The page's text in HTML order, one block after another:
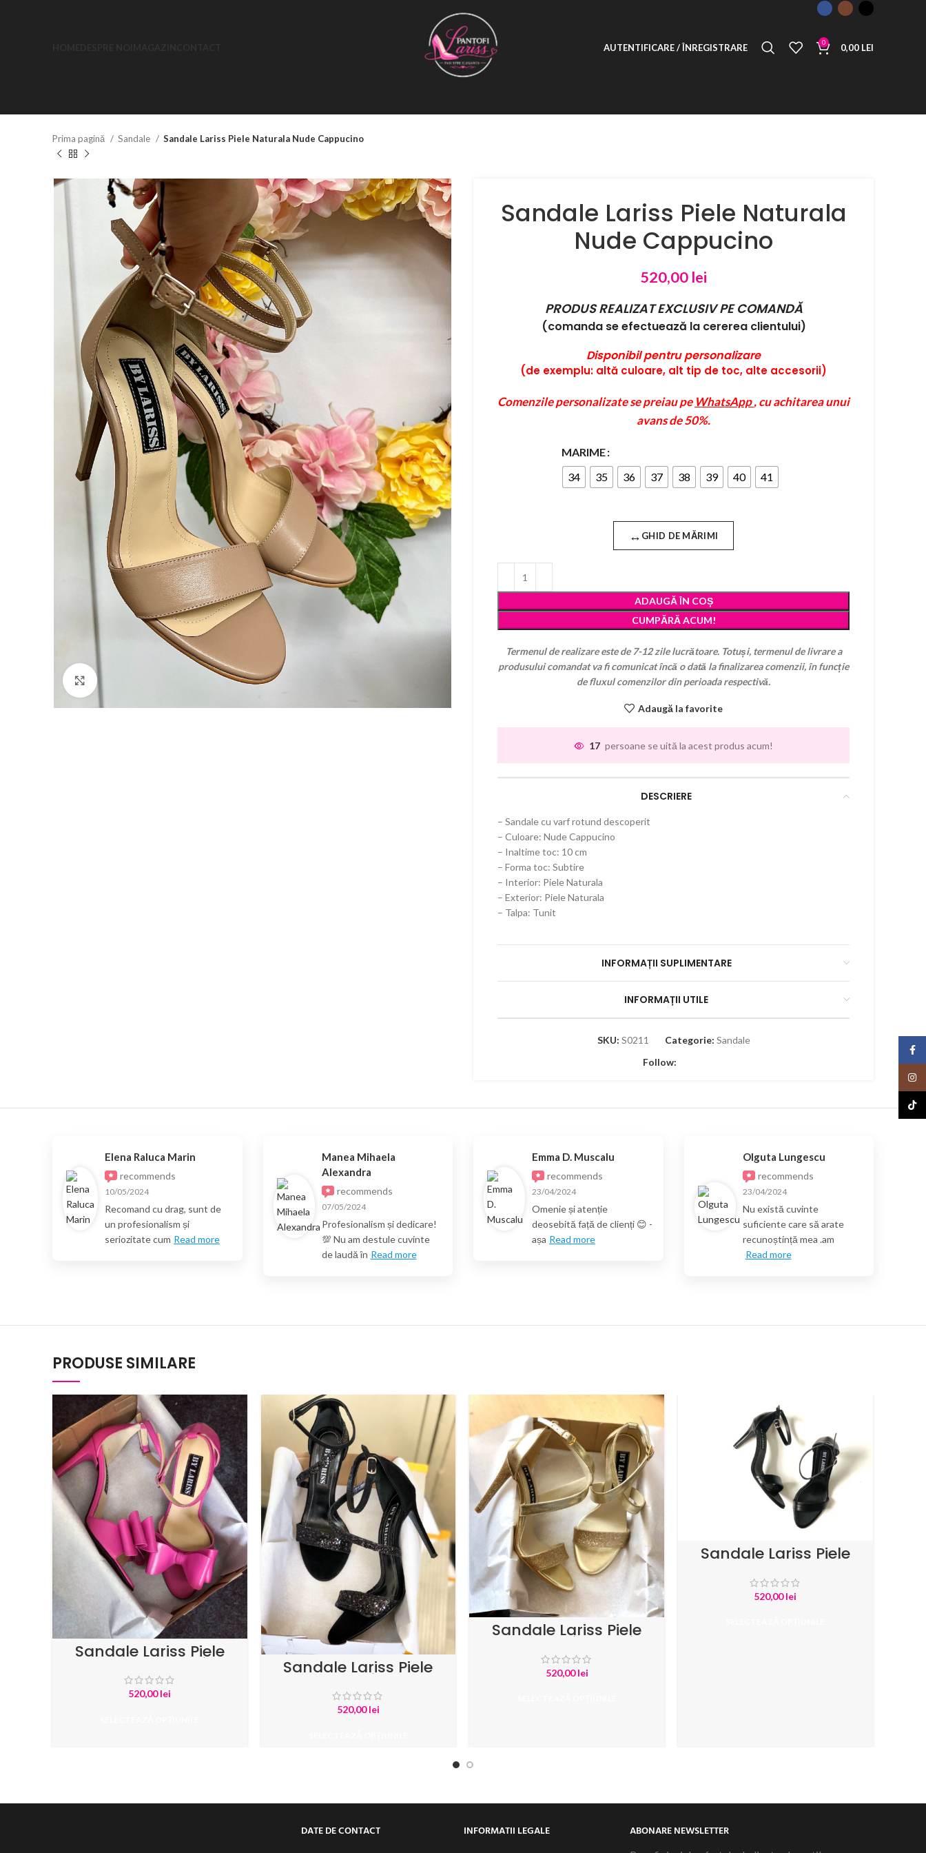
AUTENTIFICARE / ÎNREGISTRARE 0 0,00 LEI
Prima pagină Sandale Sandale Lariss Piele Naturala Nude Cappucino
Sandale Lariss Piele Naturala
Nude Cappucino
520,00 lei
PRODUS REALIZAT EXCLUSIV PE COMANDĂ
(comanda se efectuează la cererea clientului)
Disponibil pentru personalizare
(de exemplu: altă culoare, alt tip de toc, alte accesorii)
Comenzile personalizate se preiau pe WhatsApp, cu achitarea unui
avans de 50%.
MARIME
34
35 36 37 38 39 40 41
↔ GHID DE MĂRIMI
ADAUGĂ ÎN COȘ
CUMPĂRĂ ACUM!
Termenul de realizare este de 7-12 zile lucrătoare. Totuși, termenul de livrare a
produsului comandat va fi comunicat încă o dată la finalizarea comenzii, în funcție
de fluxul comenzilor din perioada respectivă.
Adaugă la favorite
17 persoane se uită la acest produs acum!
DESCRIERE
– Sandale cu varf rotund descoperit
– Culoare: Nude Cappucino
– Inaltime toc: 10 cm
– Forma toc: Subtire
– Interior: Piele Naturala
– Exterior: Piele Naturala
– Talpa: Tunit
INFORMAȚII SUPLIMENTARE
INFORMAȚII UTILE
SKU: S0211 Categorie: Sandale
Follow:
Elena Raluca Marin
recommends
10/05/2024
Recomand cu drag, sunt de
un profesionalism și
seriozitate cum Read more
Manea Mihaela
Alexandra
recommends
07/05/2024
Profesionalism și dedicare!
💯 Nu am destule cuvinte
de laudă în Read more
Emma D. Muscalu
recommends
23/04/2024
Omenie și atenție
deosebită față de clienți 😊 -
așa Read more
Olguta Lungescu
recommends
23/04/2024
Nu există cuvinte
suficiente care să arate
recunoștință mea .am
Read more
PRODUSE SIMILARE
Sandale Lariss Piele
Naturala Fuchsia
520,00lei
Sandale Lariss Piele
Intoarsa cu Glitter Negru
520,00lei
Sandale Lariss Piele
Naturala Auriu cu Glitter
Auriu Fin
520,00lei
Sandale Lariss Piele
Naturala Negru
520,00lei
DATE DE CONTACT INFORMATII LEGALE ABONARE NEWSLETTER